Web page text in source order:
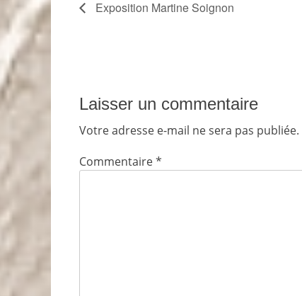
Exposition Martine Soignon
Laisser un commentaire
Votre adresse e-mail ne sera pas publiée.
Commentaire*